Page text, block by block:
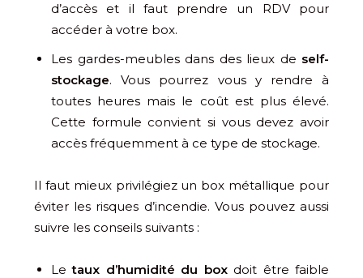
d’accès et il faut prendre un RDV pour
accéder à votre box.
Les gardes-meubles dans des lieux de self-
stockage. Vous pourrez vous y rendre à
toutes heures mais le coût est plus élevé.
Cette formule convient si vous devez avoir
accès fréquemment à ce type de stockage.
Il faut mieux privilégiez un box métallique pour
éviter les risques d’incendie. Vous pouvez aussi
suivre les conseils suivants :
Letaux d’humidité du boxdoit être faible